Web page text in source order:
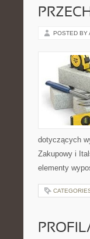
POSTED BY
dotyczących
Zakupowy i
elementy